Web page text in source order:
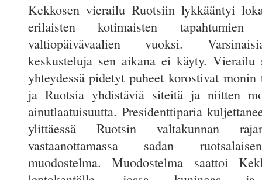
Kekkosen vierailu Ruotsiin lykkääntyi
erilaisten kotimaisten
valtiopäivävaalien vuoksi.
keskusteluja sen aikana ei käyty. Vierailu
yhteydessä pidetyt puheet korostivat monin
ja Ruotsia yhdistäviä siteitä ja niitten
ainutlaatuisuutta. Presidenttiparia
ylittäessä Ruotsin valtakunnan
vastaanottamassa sadan
muodostelma. Muodostelma saattoi